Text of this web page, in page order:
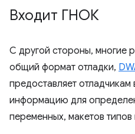
Входит ГНОК
С другой стороны, многие
общий формат отладки,
предоставляет
информацию для
переменных, макетов типов